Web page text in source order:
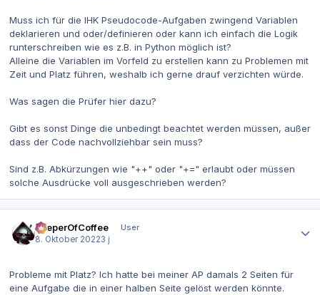
Muss ich für die IHK Pseudocode-Aufgaben zwingend Variablen
deklarieren und oder/definieren oder kann ich einfach die Logik
runterschreiben wie es z.B. in Python möglich ist?
Alleine die Variablen im Vorfeld zu erstellen kann zu Problemen mit
Zeit und Platz führen, weshalb ich gerne drauf verzichten würde.
Was sagen die Prüfer hier dazu?
Gibt es sonst Dinge die unbedingt beachtet werden müssen, außer
dass der Code nachvollziehbar sein muss?
Sind z.B. Abkürzungen wie "++" oder "+=" erlaubt oder müssen
solche Ausdrücke voll ausgeschrieben werden?
KeeperOfCoffee
User
8. Oktober 20223 j
Probleme mit Platz? Ich hatte bei meiner AP damals 2 Seiten für
eine Aufgabe die in einer halben Seite gelöst werden könnte.